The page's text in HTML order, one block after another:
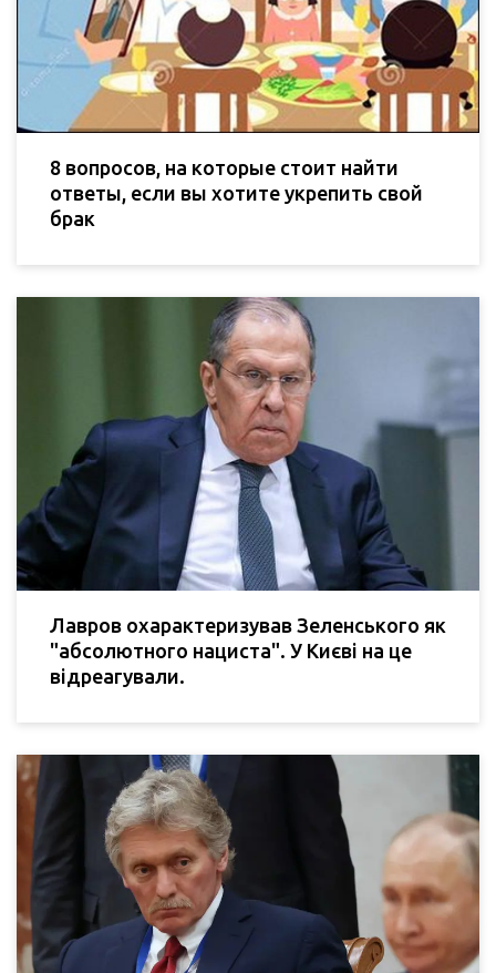
8 вопросов, на которые стоит найти
ответы, если вы хотите укрепить свой
брак
Лавров охарактеризував Зеленського як
"абсолютного нациста". У Києві на це
відреагували.